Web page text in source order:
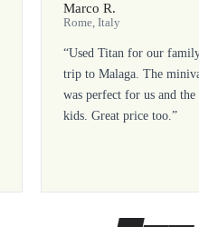
Marco R.
Rome, Italy
“Used Titan for our
trip to Malaga. The
was perfect for us and the
kids. Great price too.”